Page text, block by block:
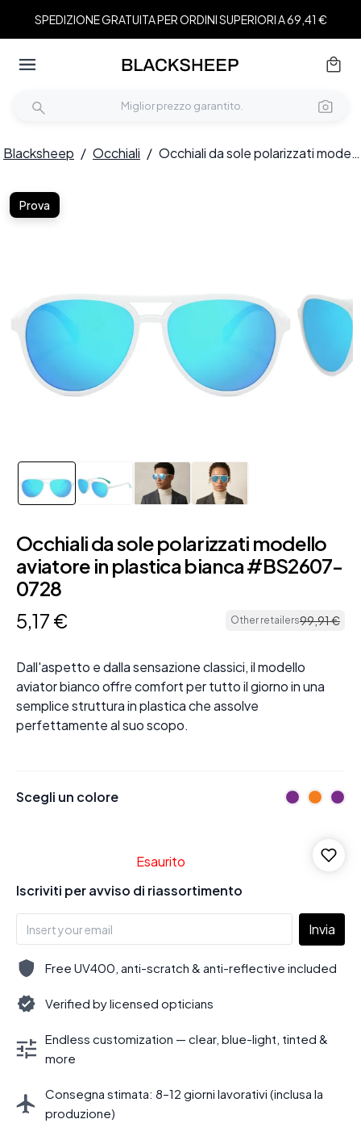
SPEDIZIONE GRATUITA PER ORDINI SUPERIORI A 69,41 €
Blacksheep / Occhiali / Occhiali da sole polarizzati modello aviatore in plastica bianca #BS2607-0728
Prova
Occhiali da sole polarizzati modello
aviatore in plastica bianca #BS2607-
0728
5,17 € Other retailers99,91€
Dall'aspetto e dalla sensazione classici, il modello
aviator bianco offre comfort per tutto il giorno in una
semplice struttura in plastica che assolve
perfettamente al suo scopo.
Scegli un colore
Esaurito
Iscriviti per avviso di riassortimento
Invia
Free UV400, anti-scratch & anti-reflective included
Verified by licensed opticians
Endless customization — clear, blue-light, tinted &
more
Consegna stimata: 8–12 giorni lavorativi (inclusa la
produzione)